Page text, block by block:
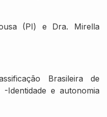
(PI) e Dra. Mirella
Brasileira de
-Identidade e autonomia